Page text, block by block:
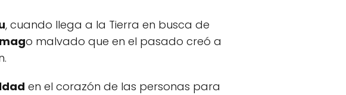
, cuando llega a la Tierra en busca de
mago malvado que en el pasado creó a
en el corazón de las personas para